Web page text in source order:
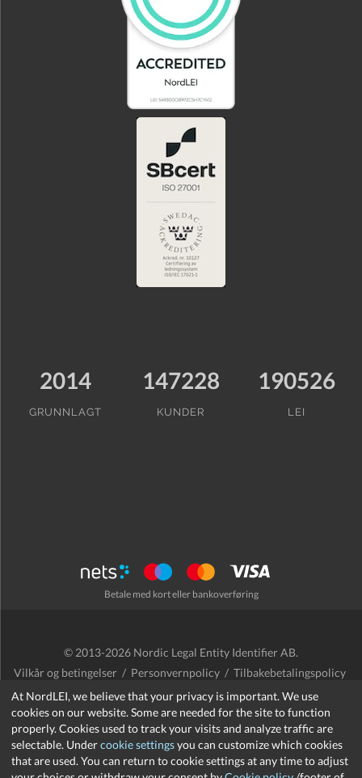
At NordLEI, we believe that your privacy is important. We use
cookies on our website. Some are needed for the site to function
properly. Cookies used to track your visits and analyze traffic are
selectable. Undercookie settingsyou can customize which cookies
that are used. You can return to cookie settings at any time to adjust
2014
GRUNNLAGT
147228
KUNDER
190526
LEI
Betale med kort eller bankoverføring
© 2013-2026 Nordic Legal Entity Identifier AB.
Vilkår og betingelser / Personvernpolicy / Tilbakebetalingspolicy
/ Cookies
support@nordlei.org